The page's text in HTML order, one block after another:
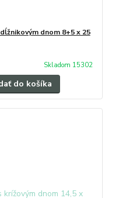
dnom 8+5 x 25
Skladom 15302
do košíka